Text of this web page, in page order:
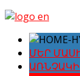
ՄԵՐ